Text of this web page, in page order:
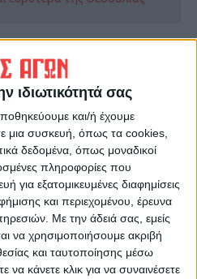
ιδιωτικότητά σας
και/ή έχουμε
μια συσκευή, όπως τα cookies,
δεδομένα, όπως μοναδικοί
πληροφορίες που
για εξατομικευμένες διαφημίσεις
και περιεχομένου, έρευνα
Με την άδειά σας, εμείς
να χρησιμοποιήσουμε ακριβή
και ταυτοποίησης μέσω
κάνετε κλικ για να συναινέσετε
Ο Χρήστος Δεληγιάννης στο
Ράδιο Θεσσαλία 96 για τα